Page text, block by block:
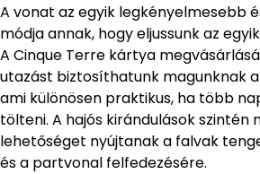
A vonat az egyik legkényelmesebb
módja annak, hogy eljussunk az
A Cinque Terre kártya
utazást biztosíthatunk magunknak
ami különösen praktikus, ha több
tölteni. A hajós kirándulások szintén
lehetőséget nyújtanak a falvak
és a partvonal felfedezésére.